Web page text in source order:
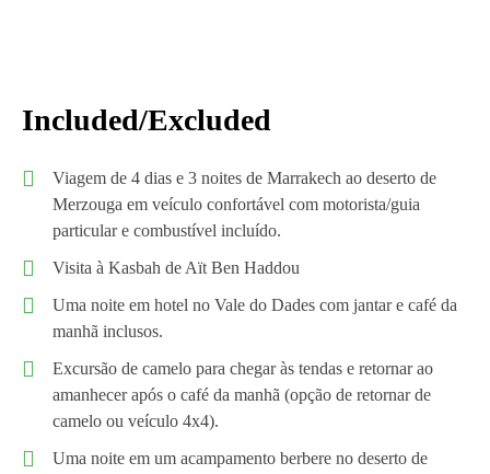
Included/Excluded
Viagem de 4 dias e 3 noites de Marrakech ao deserto de
Merzouga em veículo confortável com motorista/guia
particular e combustível incluído.
Visita à Kasbah de Aït Ben Haddou
Uma noite em hotel no Vale do Dades com jantar e café da
manhã inclusos.
Excursão de camelo para chegar às tendas e retornar ao
amanhecer após o café da manhã (opção de retornar de
camelo ou veículo 4x4).
Uma noite em um acampamento berbere no deserto de